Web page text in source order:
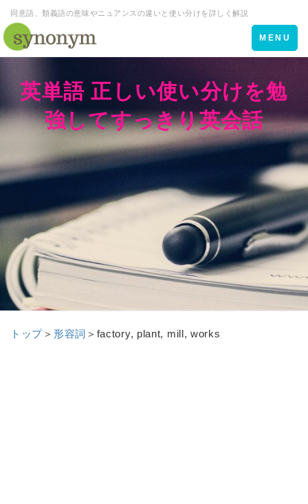
同意語、類義語の意味やニュアンスの違いと使い分けを詳しく解説
Toggle
navigation
MENU
英単語 正しい使い分けを勉
強してすっきり英会話
トップ＞ 形容詞 ＞ factory, plant, mill, works